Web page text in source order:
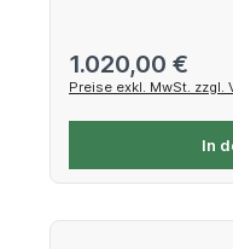
Regulärer Preis:
1.020,00 €
Preise exkl. MwSt. zzgl.
In